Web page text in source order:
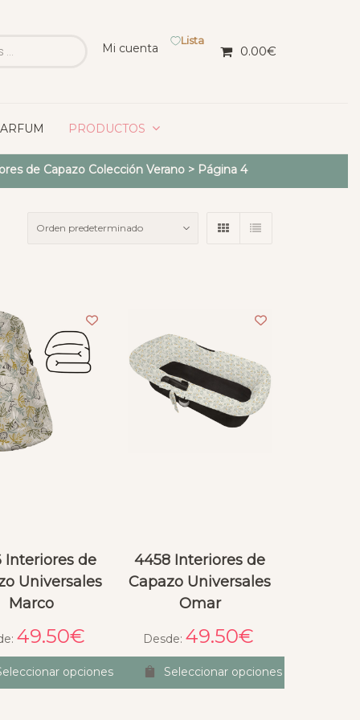
Mi cuenta
Lista
0.00€
PRODUCTOS
de Capazo Colección Verano> Página 4
Interiores de
Universales
Marco
49.50€
opciones
4458 Interiores de
Capazo Universales
Omar
Desde: 49.50€
Seleccionar opciones
Sandra Dubra T